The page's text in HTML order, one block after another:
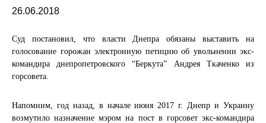
26.06.2018
Суд постановил, что власти Днепра обязаны выставить на
голосование горожан электронную петицию об увольнении экс-
командира днепропетровского “Беркута” Андрея Ткаченко из
горсовета.
Напомним, год назад, в начале июня 2017 г. Днепр и Украину
возмутило назначение мэром на пост в горсовет экс-командира